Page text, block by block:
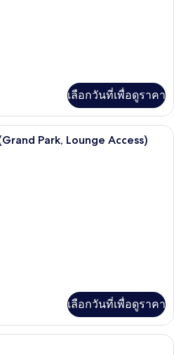
เลือกวันที่เพื่อดูราคา
ห้องสวีท, เตียงคิงไซส์ 1 เตียง (Grand
Park, Lounge Access)
เลือกวันที่เพื่อดูราคา
ห้องเพรสซิเดนเชียลสวีท | บริเวณนั่ง